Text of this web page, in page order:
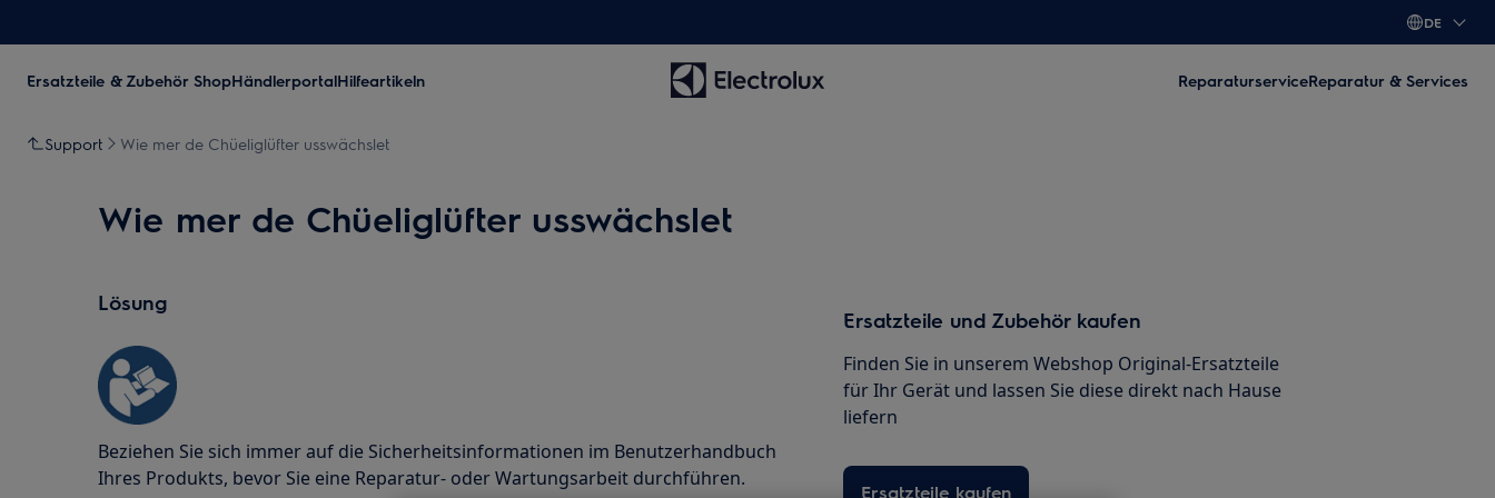
DE
Ersatzteile & Zubehör ShopHändlerportalHilfeartikeln ReparaturserviceReparatur & Services
Support Wie mer de Chüeliglüfter usswächslet
Wie mer de Chüeliglüfter usswächslet
Lösung
Beziehen Sie sich immer auf die Sicherheitsinformationen im Benutzerhandbuch
Ihres Produkts, bevor Sie eine Reparatur- oder Wartungsarbeit durchführen.
Ersatzteile und Zubehör kaufen
Finden Sie in unserem Webshop Original-Ersatzteile
für Ihr Gerät und lassen Sie diese direkt nach Hause
liefern
Ersatzteile kaufen